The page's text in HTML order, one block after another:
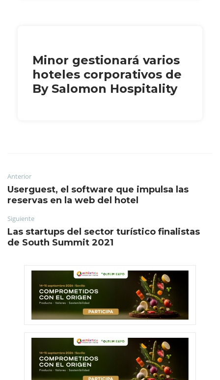
Minor gestionará varios
hoteles corporativos de
By Salomon Hospitality
Anterior
Userguest, el software que impulsa las
reservas en la web del hotel
Siguiente
Las startups del sector turístico finalistas
de South Summit 2021